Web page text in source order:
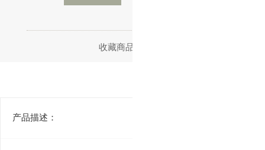
收藏商品
产品描述：